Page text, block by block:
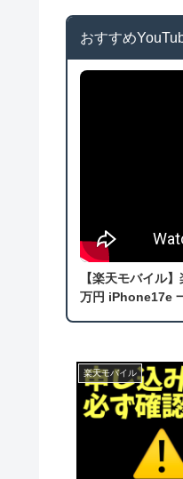
おすすめ
【楽天モバイル
万円 iPhone17e
楽天モバイル